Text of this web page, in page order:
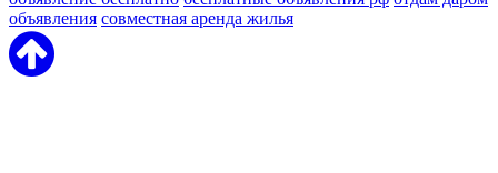
объявления совместная аренда жилья